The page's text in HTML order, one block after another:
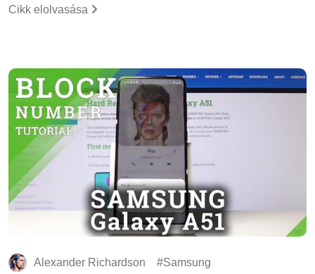
Cikk elolvasása
Alexander Richardson Samsung